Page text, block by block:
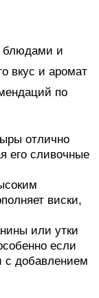
блюдами и
вкус и аромат
по
отлично
его сливочные
виски,
или утки
если
с добавлением